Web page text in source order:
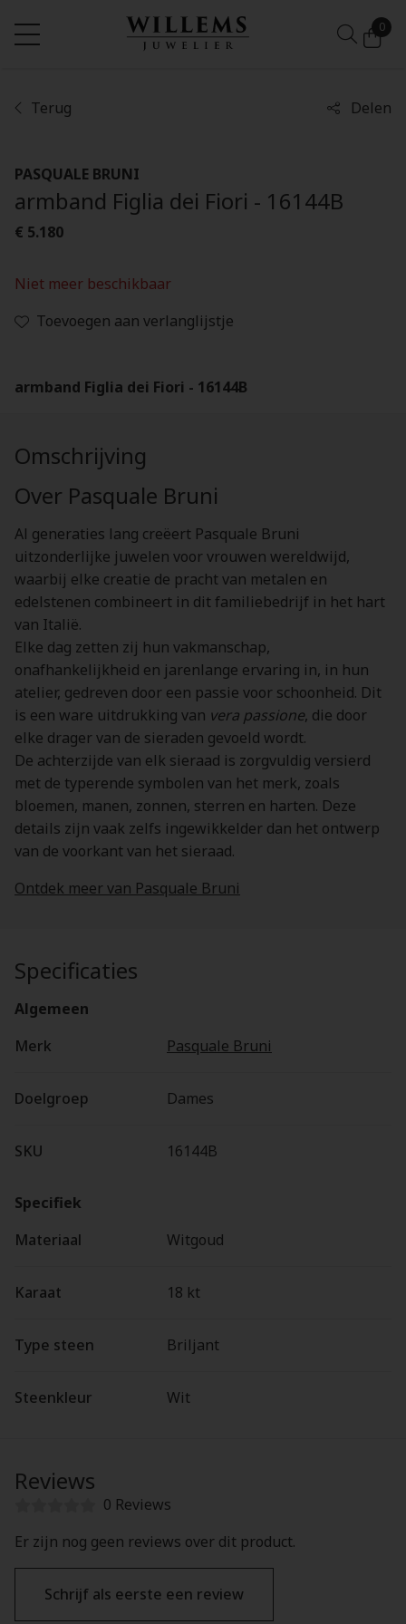
0
Terug Delen
PASQUALE BRUNI
armband Figlia dei Fiori - 16144B
€ 5.180
Niet meer beschikbaar
Toevoegen aan verlanglijstje
armband Figlia dei Fiori - 16144B
Omschrijving
Over Pasquale Bruni
Al generaties lang creëert Pasquale Bruni
uitzonderlijke juwelen voor vrouwen wereldwijd,
waarbij elke creatie de pracht van metalen en
edelstenen combineert in dit familiebedrijf in het hart
van Italië.
Elke dag zetten zij hun vakmanschap,
onafhankelijkheid en jarenlange ervaring in, in hun
atelier, gedreven door een passie voor schoonheid. Dit
is een ware uitdrukking van vera passione, die door
elke drager van de sieraden gevoeld wordt.
De achterzijde van elk sieraad is zorgvuldig versierd
met de typerende symbolen van het merk, zoals
bloemen, manen, zonnen, sterren en harten. Deze
details zijn vaak zelfs ingewikkelder dan het ontwerp
van de voorkant van het sieraad.
Ontdek meer van Pasquale Bruni
Specificaties
Algemeen
Merk
Pasquale Bruni
Doelgroep Dames
SKU 16144B
Specifiek
Materiaal
Witgoud
Karaat 18 kt
Type steen Briljant
Steenkleur Wit
Reviews
0 Reviews
Er zijn nog geen reviews over dit product.
Schrijf als eerste een review